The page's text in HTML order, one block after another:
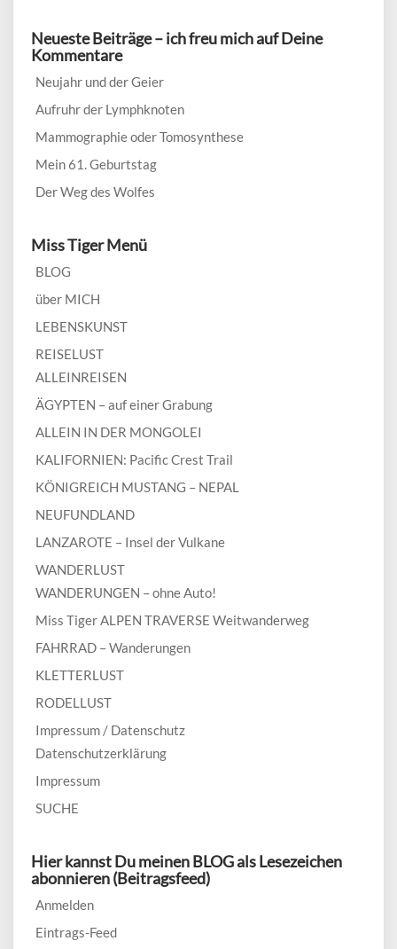
Neueste Beiträge – ich freu mich auf Deine
Kommentare
Neujahr und der Geier
Aufruhr der Lymphknoten
Mammographie oder Tomosynthese
Mein 61. Geburtstag
Der Weg des Wolfes
Miss Tiger Menü
BLOG
über MICH
LEBENSKUNST
REISELUST
ALLEINREISEN
ÄGYPTEN – auf einer Grabung
ALLEIN IN DER MONGOLEI
KALIFORNIEN: Pacific Crest Trail
KÖNIGREICH MUSTANG – NEPAL
NEUFUNDLAND
LANZAROTE – Insel der Vulkane
WANDERLUST
WANDERUNGEN – ohne Auto!
Miss Tiger ALPEN TRAVERSE Weitwanderweg
FAHRRAD – Wanderungen
KLETTERLUST
RODELLUST
Impressum / Datenschutz
Datenschutzerklärung
Impressum
SUCHE
Hier kannst Du meinen BLOG als Lesezeichen
abonnieren (Beitragsfeed)
Anmelden
Eintrags-Feed